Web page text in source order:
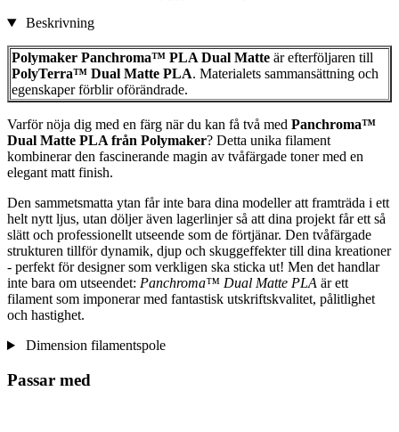
Beskrivning
Polymaker Panchroma™ PLA Dual Matte är efterföljaren till
PolyTerra™ Dual Matte PLA. Materialets sammansättning och
egenskaper förblir oförändrade.
Varför nöja dig med en färg när du kan få två med Panchroma™
Dual Matte PLA från Polymaker? Detta unika filament
kombinerar den fascinerande magin av tvåfärgade toner med en
elegant matt finish.
Den sammetsmatta ytan får inte bara dina modeller att framträda i ett
helt nytt ljus, utan döljer även lagerlinjer så att dina projekt får ett så
slätt och professionellt utseende som de förtjänar. Den tvåfärgade
strukturen tillför dynamik, djup och skuggeffekter till dina kreationer
- perfekt för designer som verkligen ska sticka ut! Men det handlar
inte bara om utseendet: Panchroma™ Dual Matte PLA är ett
filament som imponerar med fantastisk utskriftskvalitet, pålitlighet
och hastighet.
Dimension filamentspole
Passar med